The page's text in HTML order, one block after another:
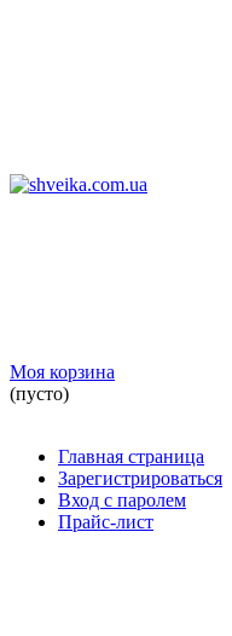
Моя корзина
(пусто)
Главная страница
Зарегистрироваться
Вход с паролем
Прайс-лист